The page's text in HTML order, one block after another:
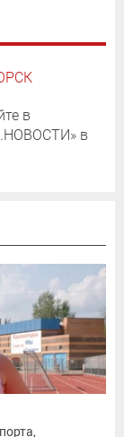
в
в